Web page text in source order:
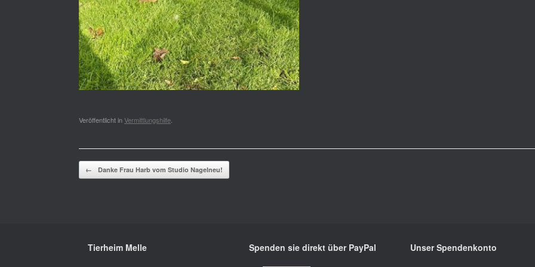
Veröffentlicht inVermittlungshilfe
Beitragsnavigation
← Danke Frau Harb vom Studio Nagelneu!
Tierheim Melle Spenden sie direkt über PayPal Unser Spendenkonto